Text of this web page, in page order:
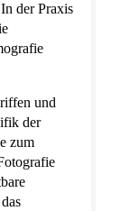
der Praxis
und
der
zum